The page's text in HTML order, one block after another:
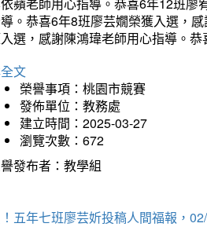
。恭喜6年8班廖芸嫺榮獲入選，
選，感謝陳鴻瑋老師用心指導。
文
榮譽事項：桃園市競賽
發佈單位：教務處
建立時間：2025-03-27
瀏覽次數：672
發布者：教學組
五年七班廖芸妡投稿人間福報，